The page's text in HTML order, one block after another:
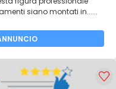
siano montati in......